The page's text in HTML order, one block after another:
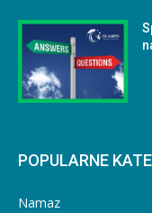
POPULARNE
Namaz